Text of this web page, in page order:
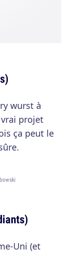
wurst à
projet
ça peut le
Uni (et